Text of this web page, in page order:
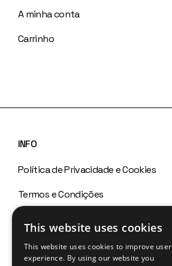
A minha conta
Carrinho
INFO
Política de Privacidade e Cookies
Termos e Condições
Canal de Denúncias
This website uses cookies
This website uses cookies to improve user
experience. By using our website you